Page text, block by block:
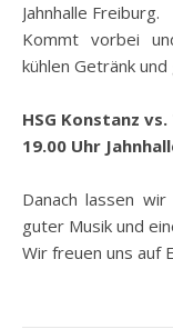
Jahnhalle Freiburg.
Kommt vorbei
kühlen Getränk
HSG Konstanz
19.00 Uhr
Danach lassen
guter Musik und
Wir freuen uns auf